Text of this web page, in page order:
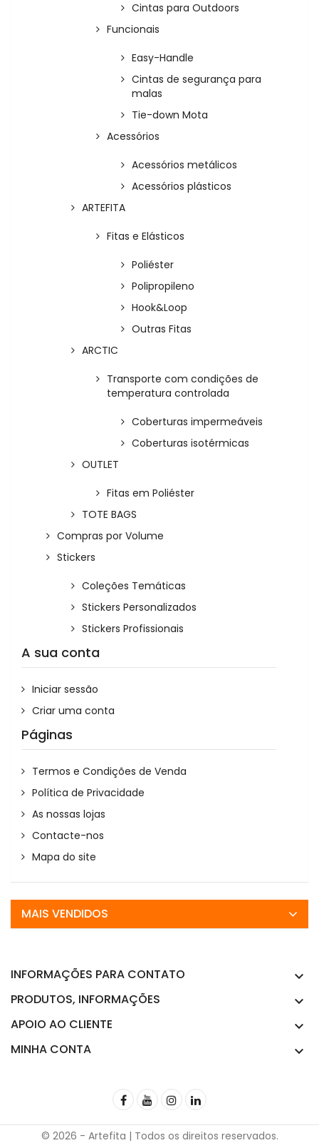
Cintas para Outdoors
Funcionais
Easy-Handle
Cintas de segurança para
malas
Tie-down Mota
Acessórios
Acessórios metálicos
Acessórios plásticos
ARTEFITA
Fitas e Elásticos
Poliéster
Polipropileno
Hook&Loop
Outras Fitas
ARCTIC
Transporte com condições de
temperatura controlada
Coberturas impermeáveis
Coberturas isotérmicas
OUTLET
Fitas em Poliéster
TOTE BAGS
Compras por Volume
Stickers
Coleções Temáticas
Stickers Personalizados
Stickers Profissionais
A sua conta
Iniciar sessão
Criar uma conta
Páginas
Termos e Condições de Venda
Política de Privacidade
As nossas lojas
Contacte-nos
Mapa do site
MAIS VENDIDOS
INFORMAÇÕES PARA CONTATO 
PRODUTOS, INFORMAÇÕES 
APOIO AO CLIENTE 
MINHA CONTA 
© 2026 - Artefita | Todos os direitos reservados.